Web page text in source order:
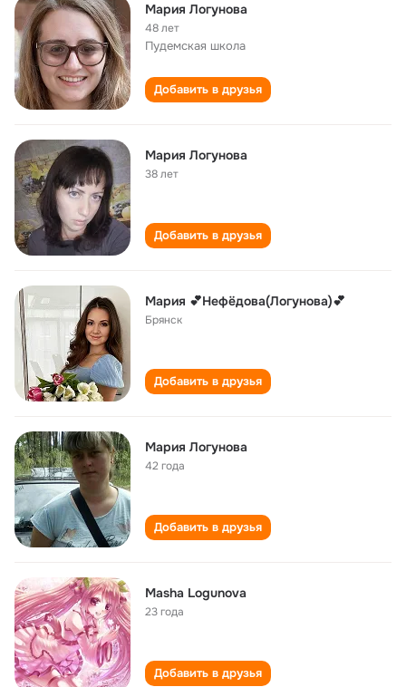
Мария Логунова
48 лет
Пудемская школа
Добавить в друзья
Мария Логунова
38 лет
Добавить в друзья
Мария 💕Нефёдова(Логунова)💕
Брянск
Добавить в друзья
Мария Логунова
42 года
Добавить в друзья
Masha Logunova
23 года
Добавить в друзья